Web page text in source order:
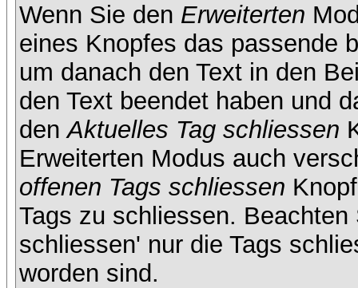
Wenn Sie den Erweiterten
eines Knopfes das passende
um danach den Text in den
den Text beendet haben und
denAktuelles Tag schliessen
Erweiterten Modus auch
offenen Tags schliessen
Tags zu schliessen.
schliessen' nur die Tags
worden sind.